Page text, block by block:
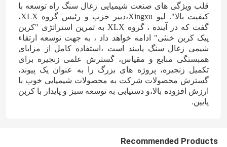
قلب ویژگی های صنعت شیمیایی زغال سنگ راه توسعه با
کیفیت بالا". لیو Xingxu،دبیر حزب و رئیس گروه XLX،
گفت که در آینده ، گروه XLX به تمرین استراتژی "کربن
پیک کربن خنثی" ادامه خواهد داد ، به جهت توسعه ارتقاء
شیمی زغال سنگ پایبند است ،استفاده کامل از مزایای
همبستگی منابع و مقیاس، گسترش علمی زنجیره برای
تکمیل زنجیره، پروژه های بزرگ را به عنوان یک پیوند،
گسترش محصولات شرکت به محصولات شیمیایی خوب با
ارزش افزوده بالا،و دستیابی به توسعه سبز و پایدار با کربن
پایین.
Recommended Products